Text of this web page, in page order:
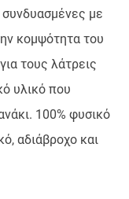
συνδυασμένες με
κομψότητα του
τους λάτρεις
υλικό που
100% φυσικό
αδιάβροχο και